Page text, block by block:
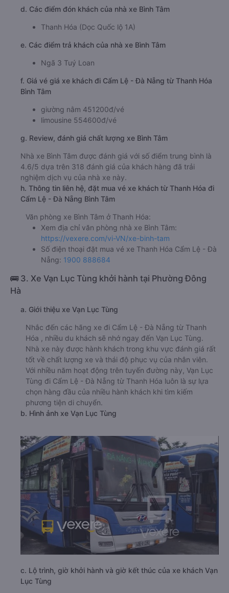
d. Các điểm đón khách của nhà xe Bình Tâm
Thanh Hóa (Dọc Quốc lộ 1A)
e. Các điểm trả khách của nhà xe Bình Tâm
Ngã 3 Tuý Loan
f. Giá vé giá xe khách đi Cẩm Lệ - Đà Nẵng từ Thanh Hóa
Bình Tâm
giường nằm 451200đ/vé
limousine 554600đ/vé
g. Review, đánh giá chất lượng xe Bình Tâm
Nhà xe Bình Tâm được đánh giá với số điểm trung bình là
4.6/5 dựa trên 318 đánh giá của khách hàng đã trải
nghiệm dịch vụ của nhà xe này.
h. Thông tin liên hệ, đặt mua vé xe khách từ Thanh Hóa đi
Cẩm Lệ - Đà Nẵng Bình Tâm
Văn phòng xe Bình Tâm ở Thanh Hóa:
Xem địa chỉ văn phòng nhà xe Bình Tâm:
https://vexere.com/vi-VN/xe-binh-tam
Số điện thoại đặt mua vé xe Thanh Hóa Cẩm Lệ - Đà
Nẵng: 1900 888684
🚌 3. Xe Vạn Lục Tùng khởi hành tại Phường Đông
Hà
a. Giới thiệu xe Vạn Lục Tùng
Nhắc đến các hãng xe đi Cẩm Lệ - Đà Nẵng từ Thanh
Hóa , nhiều du khách sẽ nhớ ngay đến Vạn Lục Tùng.
Nhà xe này được hành khách trong khu vực đánh giá rất
tốt về chất lượng xe và thái độ phục vụ của nhân viên.
Với nhiều năm hoạt động trên tuyến đường này, Vạn Lục
Tùng đi Cẩm Lệ - Đà Nẵng từ Thanh Hóa luôn là sự lựa
chọn hàng đầu của nhiều hành khách khi tìm kiếm
phương tiện di chuyển.
b. Hình ảnh xe Vạn Lục Tùng
c. Lộ trình, giờ khởi hành và giờ kết thúc của xe khách Vạn
Lục Tùng